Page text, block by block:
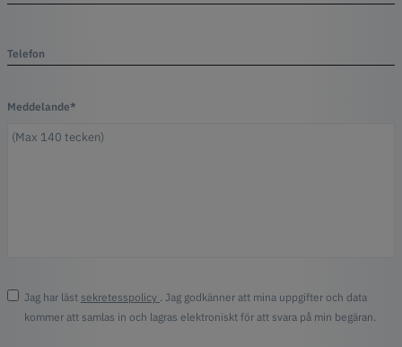
Telefon
Meddelande*
Jag har läst sekretesspolicy . Jag godkänner att mina uppgifter och data
kommer att samlas in och lagras elektroniskt för att svara på min begäran.